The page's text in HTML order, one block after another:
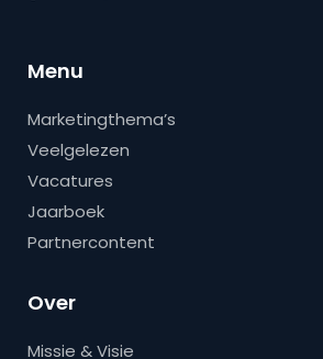
Menu
Marketingthema’s
Veelgelezen
Vacatures
Jaarboek
Partnercontent
Over
Missie & Visie